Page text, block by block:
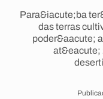
Para&iacute;ba
das terras
poder&aacute;
at&eacute;